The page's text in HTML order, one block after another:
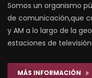
Somos un organismo
de comunicación,que
y AM a lo largo de la
estaciones de
MÁS INFORMACIÓN